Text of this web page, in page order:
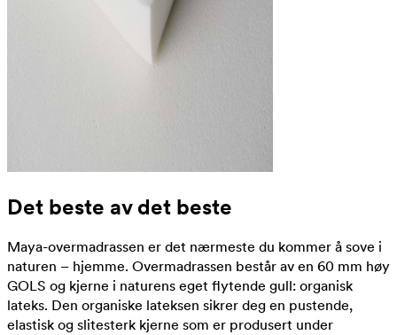
Det beste av det beste
Maya-overmadrassen er det nærmeste du kommer å sove i
naturen – hjemme. Overmadrassen består av en 60 mm høy
GOLS og kjerne i naturens eget flytende gull: organisk
lateks. Den organiske lateksen sikrer deg en pustende,
elastisk og slitesterk kjerne som er produsert under